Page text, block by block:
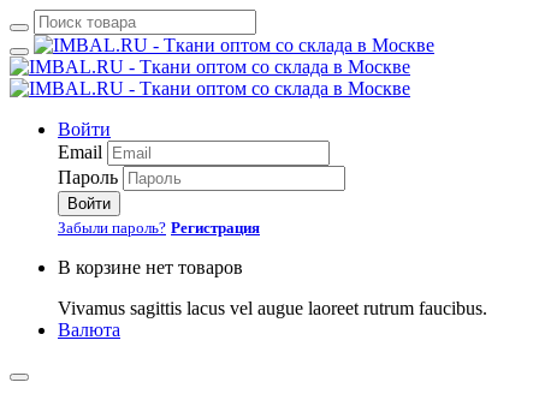
Войти
Email
Пароль
Войти
Забыли пароль? Регистрация
В корзине нет товаров
Vivamus sagittis lacus vel augue laoreet rutrum faucibus.
Валюта